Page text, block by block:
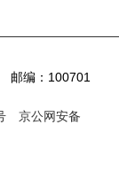
邮编：100701
京公网安备